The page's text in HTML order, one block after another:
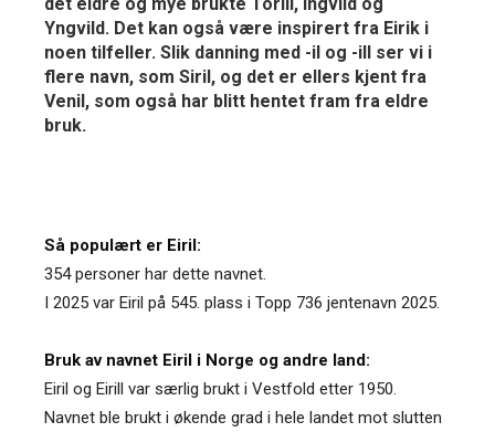
Yngvild. Det kan også være inspirert fra Eirik i
noen tilfeller. Slik danning med -il og -ill ser vi i
flere navn, som Siril, og det er ellers kjent fra
Venil, som også har blitt hentet fram fra eldre
bruk.
Så populært er Eiril:
354 personer har dette navnet.
I 2025 var Eiril på 545. plass i Topp 736 jentenavn 2025.
Bruk av navnet Eiril i Norge og andre land:
Eiril og Eirill var særlig brukt i Vestfold etter 1950.
Navnet ble brukt i økende grad i hele landet mot slutten